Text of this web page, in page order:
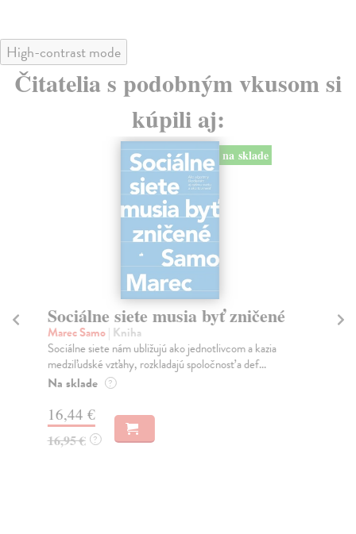
High-contrast mode
Čitatelia s podobným vkusom si
kúpili aj:
na sklade
Sociálne siete musia byť zničené
Marec Samo| Kniha
Sociálne siete nám ubližujú ako jednotlivcom a kazia
medziľudské vzťahy, rozkladajú spoločnosť a def...
Na sklade ?
16,44 €
16,95 € ?